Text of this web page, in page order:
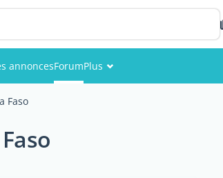
annoncesForumPlus
Faso